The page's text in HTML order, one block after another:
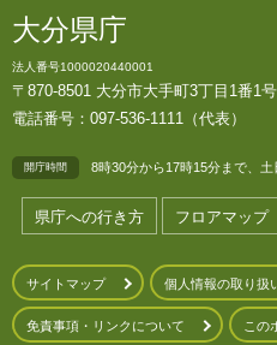
大分県庁
法人番号1000020440001
〒870-8501 大分市大手町3丁目1番1号
電話番号：097-536-1111（代表）
開庁時間 8時30分から17時15分まで、土
県庁への行き方 フロアマップ
サイトマップ 個人情報の取り扱
免責事項・リンクについて この